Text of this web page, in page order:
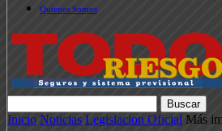
Quienes Somos
Inicio Noticias Legislacion Oficial Más